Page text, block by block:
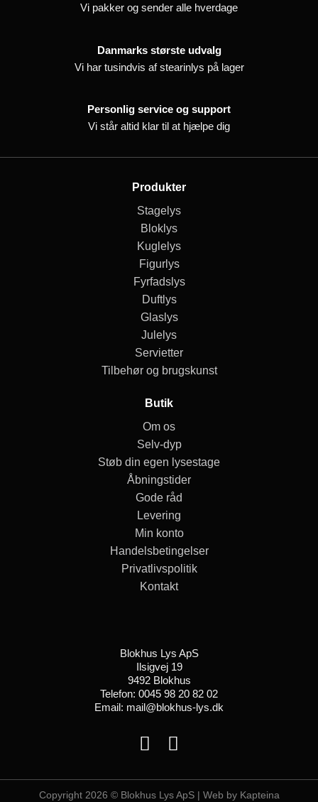
Vi pakker og sender alle hverdage
Danmarks største udvalg
Vi har tusindvis af stearinlys på lager
Personlig service og support
Vi står altid klar til at hjælpe dig
Blokhus Lys ApS
Ilsigvej 19
9492 Blokhus
Telefon: 0045 98 20 82 02
Email: mail@blokhus-lys.dk
Produkter
Stagelys
Bloklys
Kuglelys
Figurlys
Fyrfadslys
Duftlys
Glaslys
Julelys
Servietter
Tilbehør og brugskunst
Butik
Om os
Selv-dyp
Støb din egen lysestage
Åbningstider
Gode råd
Levering
Min konto
Handelsbetingelser
Privatlivspolitik
Kontakt
Copyright 2026 © Blokhus Lys ApS | Web by Kapteina